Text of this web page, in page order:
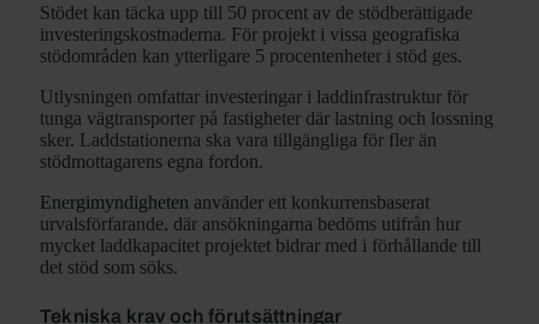
Stödet kan täcka upp till 50 procent av de stödberättigade
investeringskostnaderna. För projekt i vissa geografiska
stödområden kan ytterligare 5 procentenheter i stöd ges.
Utlysningen omfattar investeringar i laddinfrastruktur för
tunga vägtransporter på fastigheter där lastning och lossning
sker. Laddstationerna ska vara tillgängliga för fler än
stödmottagarens egna fordon.
Energimyndigheten använder ett konkurrensbaserat
urvalsförfarande, där ansökningarna bedöms utifrån hur
mycket laddkapacitet projektet bidrar med i förhållande till
det stöd som söks.
Tekniska krav och förutsättningar